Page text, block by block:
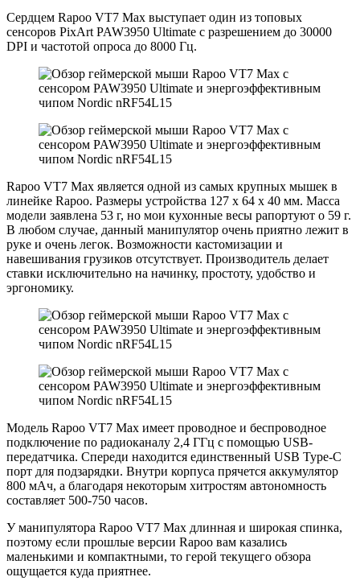
Сердцем Rapoo VT7 Max выступает один из топовых
сенсоров PixArt PAW3950 Ultimate с разрешением до 30000
DPI и частотой опроса до 8000 Гц.
Rapoo VT7 Max является одной из самых крупных мышек в
линейке Rapoo. Размеры устройства 127 х 64 х 40 мм. Масса
модели заявлена 53 г, но мои кухонные весы рапортуют о 59 г.
В любом случае, данный манипулятор очень приятно лежит в
руке и очень легок. Возможности кастомизации и
навешивания грузиков отсутствует. Производитель делает
ставки исключительно на начинку, простоту, удобство и
эргономику.
Модель Rapoo VT7 Max имеет проводное и беспроводное
подключение по радиоканалу 2,4 ГГц с помощью USB-
передатчика. Спереди находится единственный USB Type-C
порт для подзарядки. Внутри корпуса прячется аккумулятор
800 мАч, а благодаря некоторым хитростям автономность
составляет 500-750 часов.
У манипулятора Rapoo VT7 Max длинная и широкая спинка,
поэтому если прошлые версии Rapoo вам казались
маленькими и компактными, то герой текущего обзора
ощущается куда приятнее.